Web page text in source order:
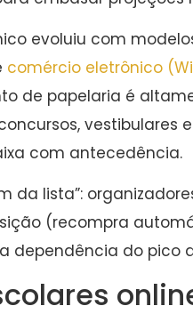
evoluiu com
comércio eletrônico
de papelaria é
vestibulares
com antecedência.
da lista”:
(recompra
dependência do pico